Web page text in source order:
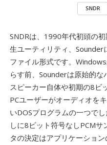
SNDR
SNDRは、1990年代初頭の
生ユーティリティ、
ファイル形式です。
らす前、Sounderは原始的
スピーカー自体や初期の8
PCユーザーがオーディオを
いDOSプログラムの一つで
しに8ビット符号なしPCM
タの決定はアプリケーショ